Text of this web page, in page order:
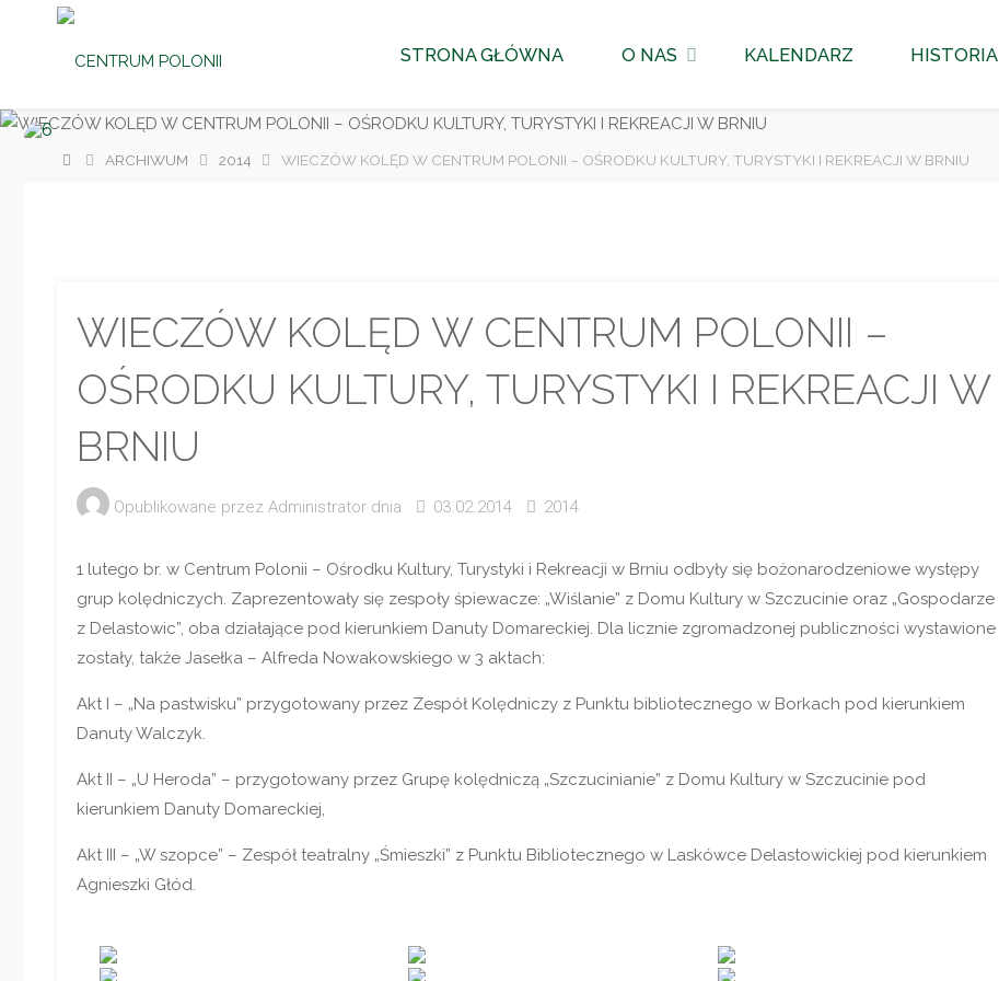
w Brniu
STRONA GŁÓWNA O NAS KALENDARZ HISTORIA
StronaARCHIWUM 2014 WIECZÓW KOLĘD W CENTRUM POLONII – OŚRODKU KULTURY, TURYSTYKI I REKREACJI W BRNIU
WIECZÓW KOLĘD W CENTRUM POLONII –
OŚRODKU KULTURY, TURYSTYKI I REKREACJI W
BRNIU
Opublikowane przez Administrator dnia 03.02.2014 2014
1 lutego br. w Centrum Polonii – Ośrodku Kultury, Turystyki i Rekreacji w Brniu odbyły się bożonarodzeniowe występy
grup kolędniczych. Zaprezentowały się zespoły śpiewacze: „Wiślanie” z Domu Kultury w Szczucinie oraz „Gospodarze
z Delastowic”, oba działające pod kierunkiem Danuty Domareckiej. Dla licznie zgromadzonej publiczności wystawione
zostały, także Jasełka – Alfreda Nowakowskiego w 3 aktach:
Akt I – „Na pastwisku” przygotowany przez Zespół Kolędniczy z Punktu bibliotecznego w Borkach pod kierunkiem
Danuty Walczyk.
Akt II – „U Heroda” – przygotowany przez Grupę kolędniczą „Szczucinianie” z Domu Kultury w Szczucinie pod
kierunkiem Danuty Domareckiej,
Akt III – „W szopce” – Zespół teatralny „Śmieszki” z Punktu Bibliotecznego w Laskówce Delastowickiej pod kierunkiem
Agnieszki Głód.